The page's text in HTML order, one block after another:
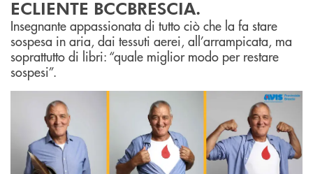
ECLIENTE BCCBRESCIA.
Insegnante appassionata di tutto ciò che la fa stare
sospesa in aria, dai tessuti aerei, all’arrampicata, ma
soprattutto di libri: “quale miglior modo per restare
sospesi”.